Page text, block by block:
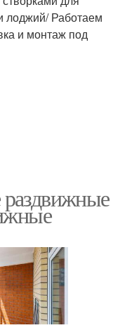
лоджий/ Работаем
и монтаж под